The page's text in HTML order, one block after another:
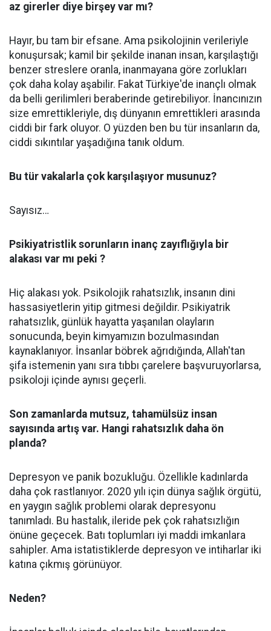
az girerler diye birşey var mı?
Hayır, bu tam bir efsane. Ama psikolojinin verileriyle
konuşursak; kamil bir şekilde inanan insan, karşılaştığı
benzer streslere oranla, inanmayana göre zorlukları
çok daha kolay aşabilir. Fakat Türkiye'de inançlı olmak
da belli gerilimleri beraberinde getirebiliyor. İnancınızın
size emrettikleriyle, dış dünyanın emrettikleri arasında
ciddi bir fark oluyor. O yüzden ben bu tür insanların da,
ciddi sıkıntılar yaşadığına tanık oldum.
Bu tür vakalarla çok karşılaşıyor musunuz?
Sayısız…
Psikiyatristlik sorunların inanç zayıflığıyla bir
alakası var mı peki ?
Hiç alakası yok. Psikolojik rahatsızlık, insanın dini
hassasiyetlerin yitip gitmesi değildir. Psikiyatrik
rahatsızlık, günlük hayatta yaşanılan olayların
sonucunda, beyin kimyamızın bozulmasından
kaynaklanıyor. İnsanlar böbrek ağrıdığında, Allah'tan
şifa istemenin yanı sıra tıbbı çarelere başvuruyorlarsa,
psikoloji içinde aynısı geçerli.
Son zamanlarda mutsuz, tahamülsüz insan
sayısında artış var. Hangi rahatsızlık daha ön
planda?
Depresyon ve panik bozukluğu. Özellikle kadınlarda
daha çok rastlanıyor. 2020 yılı için dünya sağlık örgütü,
en yaygın sağlık problemi olarak depresyonu
tanımladı. Bu hastalık, ileride pek çok rahatsızlığın
önüne geçecek. Batı toplumları iyi maddi imkanlara
sahipler. Ama istatistiklerde depresyon ve intiharlar iki
katına çıkmış görünüyor.
Neden?